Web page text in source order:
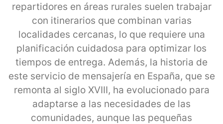
repartidores en áreas rurales suelen trabajar
con itinerarios que combinan varias
localidades cercanas, lo que requiere una
planificación cuidadosa para optimizar los
tiempos de entrega. Además, la historia de
este servicio de mensajería en España, que se
remonta al siglo XVIII, ha evolucionado para
adaptarse a las necesidades de las
comunidades, aunque las pequeñas